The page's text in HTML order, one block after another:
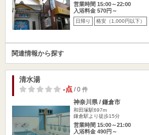
営業時間 15:00～22:00
入浴料金 570円～
日帰り 格安（1,000円以下）
関連情報から探す
清水湯
-点/ 0 件
神奈川県 / 鎌倉市
和田塚駅697m
鎌倉駅より徒歩15分
営業時間 15:00～21:00
入浴料金 490円～